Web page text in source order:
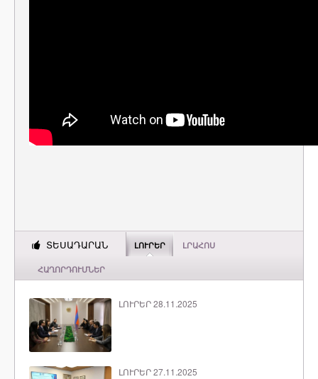
ՏԵՍԱԴԱՐԱՆ ԼՈՒՐԵՐ ԼՐԱՀՈՍ
ՀԱՂՈՐԴՈՒՄՆԵՐ
ԼՈՒՐԵՐ 28.11.2025
ԼՈՒՐԵՐ 27.11.2025